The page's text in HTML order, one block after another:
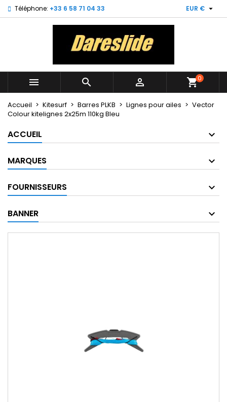
Téléphone: +33 6 58 71 04 33 EUR € 
   shopping_cart0
Accueil Kitesurf Barres PLKB Lignes pour ailes
Vector
Colour kitelignes 2x25m 110kg Bleu
ACCUEIL
MARQUES
FOURNISSEURS
BANNER
My wishlists ×
((title)) ×
Connexion ×
Vous devez être connecté pour ajouter des produits
((cancelText)) ((loginText))